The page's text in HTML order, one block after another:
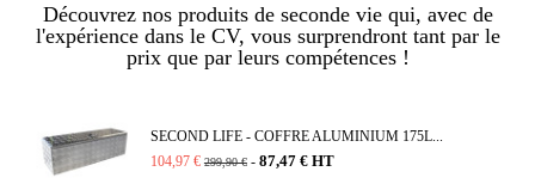
Découvrez nos produits de seconde vie qui, avec de
l'expérience dans le CV, vous surprendront tant par le
prix que par leurs compétences !
SECOND LIFE - COFFRE ALUMINIUM 175L...
104,97 € 299,90 € - 87,47 € HT